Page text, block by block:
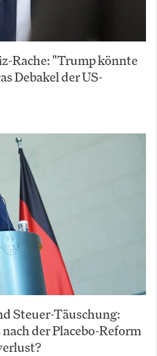
Rache: "Trump könnte
Debakel der US-
Steuer-Täuschung:
der Placebo-Reform